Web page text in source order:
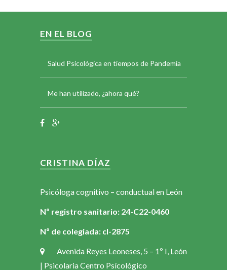
EN EL BLOG
Salud Psicológica en tiempos de Pandemia
Me han utilizado, ¿ahora qué?
CRISTINA DÍAZ
Psicóloga cognitivo – conductual en León
Nº registro sanitario: 24-C22-0460
Nº de colegiada: cl-2875
Avenida Reyes Leoneses, 5 – 1º I, León
| Psicolaria Centro Psícológico